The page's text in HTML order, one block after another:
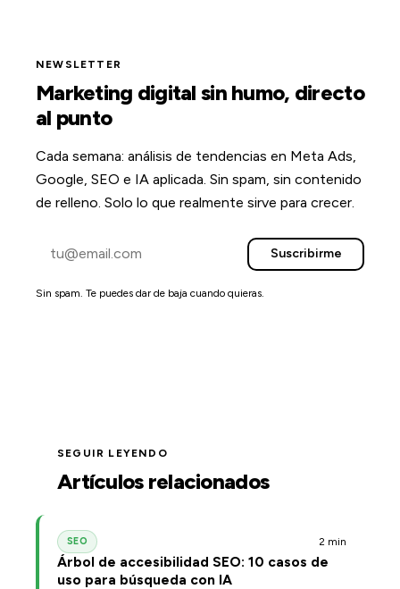
NEWSLETTER
Marketing digital sin humo, directo
al punto
Cada semana: análisis de tendencias en Meta Ads,
Google, SEO e IA aplicada. Sin spam, sin contenido
de relleno. Solo lo que realmente sirve para crecer.
Suscribirme
Sin spam. Te puedes dar de baja cuando quieras.
SEGUIR LEYENDO
Artículos relacionados
SEO 2 min
Árbol de accesibilidad SEO: 10 casos de
uso para búsqueda con IA